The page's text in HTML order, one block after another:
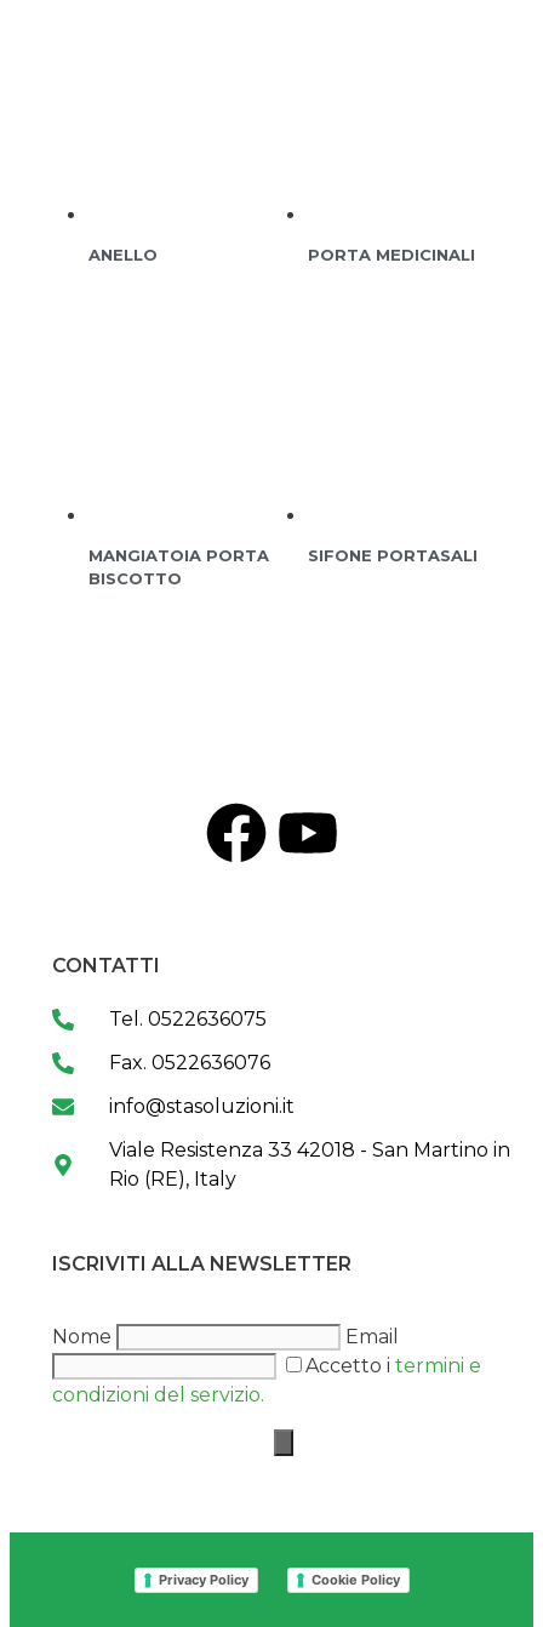
ANELLO PORTA MEDICINALI
MANGIATOIA PORTA
BISCOTTO
SIFONE PORTASALI
CONTATTI
Tel. 0522636075
Fax. 0522636076
info@stasoluzioni.it
Viale Resistenza 33 42018 - San Martino in
Rio (RE), Italy
ISCRIVITI ALLA NEWSLETTER
Nome
Email
Accetto i termini e
condizioni del servizio.
Privacy Policy Cookie Policy